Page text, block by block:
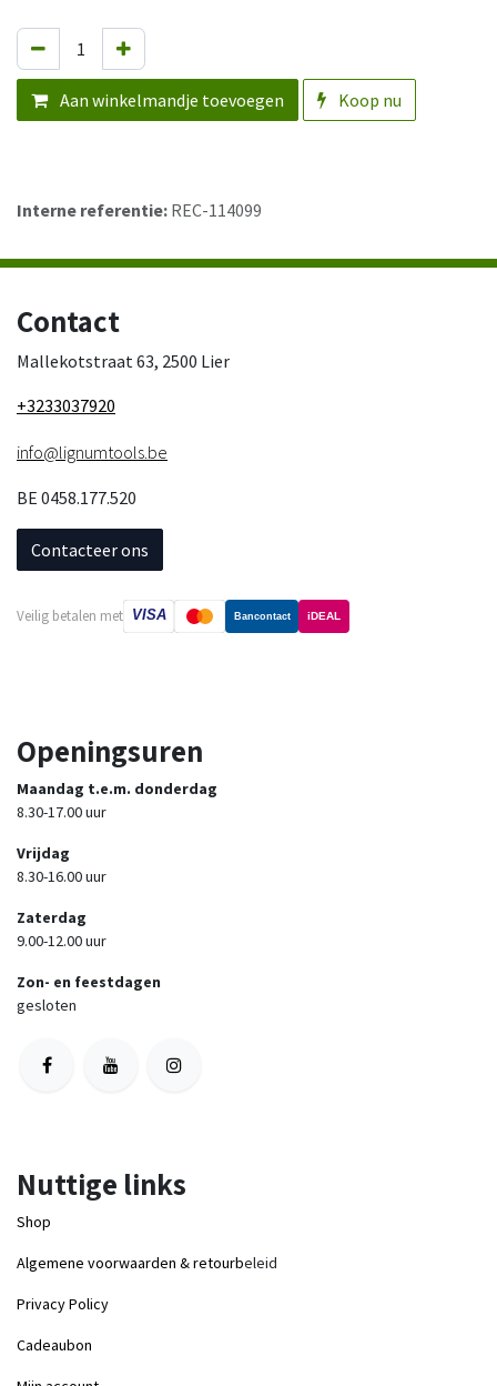
Aan winkelmandje toevoegen Koop nu
Interne referentie: REC-114099
Contact
Mallekotstraat 63, 2500 Lier
+3233037920
info@lignumtools.be
BE 0458.177.520
Contacteer ons
Veilig betalen met VISA Bancontact iDEAL
Openingsuren
Maandag t.e.m. donderdag
8.30-17.00 uur
Vrijdag
8.30-16.00 uur
Zaterdag
9.00-12.00 uur
Zon- en feestdagen
gesloten
Nuttige links
Shop
Algemene voorwaarden & retourbeleid
Privacy Policy
Cadeaubon